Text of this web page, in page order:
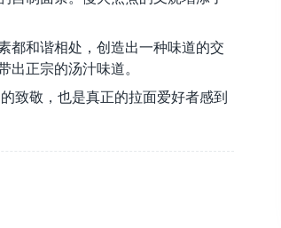
都和谐相处，创造出一种味道的交
正宗的汤汁味道。
致敬，也是真正的拉面爱好者感到